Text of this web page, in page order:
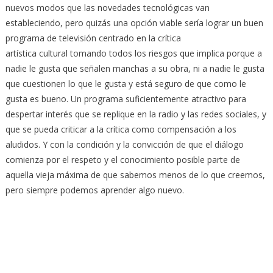
nuevos modos que las novedades tecnológicas van
estableciendo, pero quizás una opción viable sería lograr un buen
programa de televisión centrado en la crítica
artística cultural tomando todos los riesgos que implica porque a
nadie le gusta que señalen manchas a su obra, ni a nadie le gusta
que cuestionen lo que le gusta y está seguro de que como le
gusta es bueno. Un programa suficientemente atractivo para
despertar interés que se replique en la radio y las redes sociales, y
que se pueda criticar a la crítica como compensación a los
aludidos. Y con la condición y la convicción de que el diálogo
comienza por el respeto y el conocimiento posible parte de
aquella vieja máxima de que sabemos menos de lo que creemos,
pero siempre podemos aprender algo nuevo.